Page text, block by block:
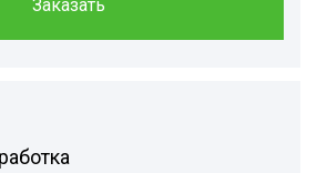
Заказать